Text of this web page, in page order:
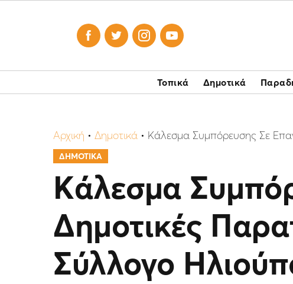
   
Τοπικά Δημοτικά
Αρχική • Δημοτικά • Kάλεσμα Συμπόρευσης Σε
ΔΗΜΟΤΙΚΑ
Kάλεσμα
Δημοτικές
Σύλλογο